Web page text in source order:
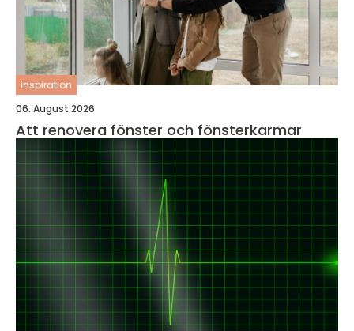
inspiration
06. August 2026
Att renovera fönster och fönsterkarmar